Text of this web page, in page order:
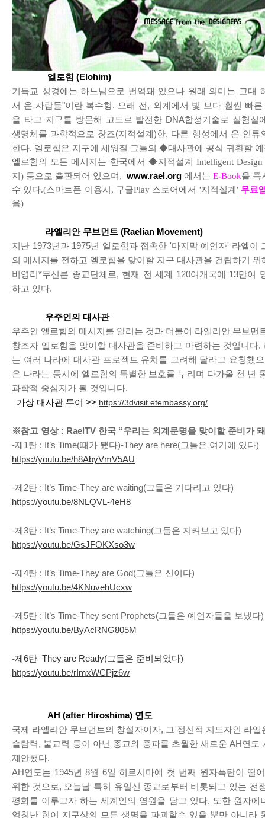
엘로힘 (Elohim)
기독교 성경에는 하느님으로 번역돼 있으나 원래 의미는 고대
서 온 사람들"이란 복수형. 오래 전, 외계에서 빛 보다 훨씬 빠
을 타고 지구를 방문해 고도로 발전한 DNA합성기술로 실험실
생명체를 과학적으로 창조(지적설계)한, 다른 행성에서 온 인류
한다. 엘로힘은 지구에 세워질 그들의 ◆대사관에 공식 귀환할
엘로힘의 모든 메시지는 한국에서 ◆지적설계 Intelligent
지) 등으로 출판되어 있으며, www.rael.org 에서는 E-Book을 즉
수 있다.(스마트폰 이용시, 구글Play 스토어에서 '지적설계' 무료
음)
라엘리안 무브먼트 (Raelian Movement)
지난 1973년과 1975년 엘로힘과 접촉한 '마지막 예언자' 라엘이
의 메시지를 전하고 엘로힘을 맞이할 지구 대사관을 건립하기 위
비영리*무신론 종교단체로, 현재 전 세계 120여개국에 13만여
하고 있다.
우주인의 대사관
우주인 엘로힘의 메시지를 알리는 것과 더불어 라엘리안 무브먼
창조자 엘로힘을 맞이할 대사관을 준비하고 마련하는 것입니다.
는 여러 나라에 대사관 프로젝트 유치를 고려해 달라고 요청했
은 나라는 동시에 엘로힘의 특별한 보호를 누리며 다가올 천 년
과학적 중심지가 될 것입니다.
가상 대사관 투어 >> https://3dvisit.etembassy.org/
※참고 영상 : RaelTV 한국 “우리는 외계문명을 맞이할 준비가
-제1탄 : It’s Time(때가 됐다)-They are here(그들은 여기에 있다)
https://youtu.be/h8AbyVmV5AU
-제2탄 : It’s Time-They are waiting(그들은 기다리고 있다)
https://youtu.be/8NLQVL-4eH8
-제3탄 : It’s Time-They are watching(그들은 지켜보고 있다)
https://youtu.be/GsJFOKXso3w
-제4탄 : It’s Time-They are God(그들은 신이다)
https://youtu.be/4KNuvehUcxw
-제5탄 : It’s Time-They sent Prophets(그들은 예언자들을 보냈다)
https://youtu.be/ByAcRNG805M
-제6탄 They are Ready(그들은 준비되었다)
https://youtu.be/rImxWCPjz6w
AH (after Hiroshima) 연도
국제 라엘리안 무브먼트의 창설자이자, 그 정신적 지도자인 라엘
슬람력, 불교력 등이 아닌 종교와 종파를 초월한 새로운 AH연도
제안했다.
AH연도는 1945년 8월 6일 히로시마에 첫 번째 원자폭탄이 떨
위한 것으로, 오늘날 특히 유일신 종교로부터 비롯되고 있는 전
평화를 이루고자 하는 세계인의 염원을 담고 있다. 또한 원자에
엄청난 힘이 지구상의 모든 생명을 파괴할수 있을 뿐만 아니라